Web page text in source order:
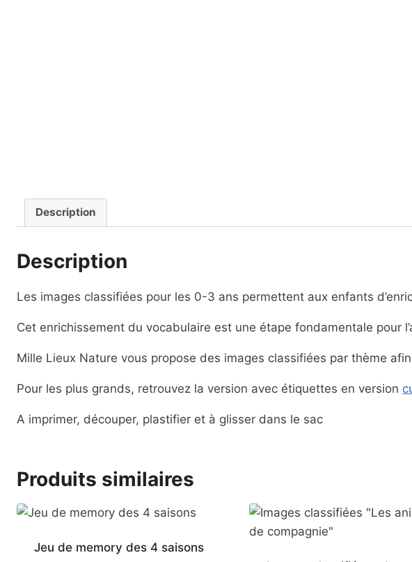
Description
Description
Les images classifiées pour les 0-3 ans permettent aux enfants
Cet enrichissement du vocabulaire est une étape fondamentale pour
Mille Lieux Nature vous propose des images classifiées par thème
Pour les plus grands, retrouvez la version avec étiquettes en version
A imprimer, découper, plastifier et à glisser dans le sac
Produits similaires
Jeu de memory des 4 saisons